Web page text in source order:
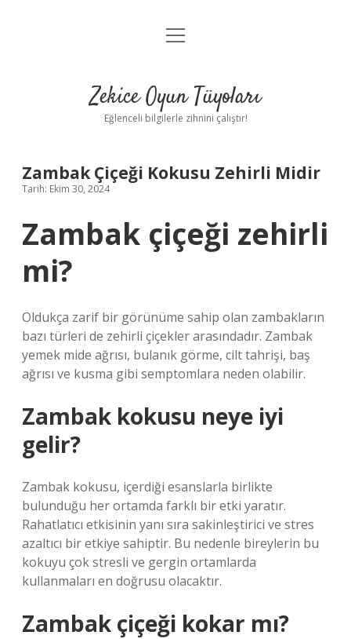
Anasayfa
Yasal Uyarı
menüyü
Zekice Oyun Tüyoları
Eğlenceli bilgilerle zihnini çalıştır!
Zambak Çiçeği Kokusu Zehirli Midir
Tarih: Ekim 30, 2024
Zambak çiçeği zehirli
mi?
Oldukça zarif bir görünüme sahip olan zambakların
bazı türleri de zehirli çiçekler arasındadır. Zambak
yemek mide ağrısı, bulanık görme, cilt tahrişi, baş
ağrısı ve kusma gibi semptomlara neden olabilir.
Zambak kokusu neye iyi
gelir?
Zambak kokusu, içerdiği esanslarla birlikte
bulunduğu her ortamda farklı bir etki yaratır.
Rahatlatıcı etkisinin yanı sıra sakinleştirici ve stres
azaltıcı bir etkiye sahiptir. Bu nedenle bireylerin bu
kokuyu çok stresli ve gergin ortamlarda
kullanmaları en doğrusu olacaktır.
Zambak çiçeği kokar mı?